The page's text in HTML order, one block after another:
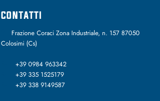
CONTATTI
Frazione Coraci Zona Industriale, n. 157 87050
Colosimi (Cs)
+39 0984 963342
+39 335 1525179
+39 338 9149587